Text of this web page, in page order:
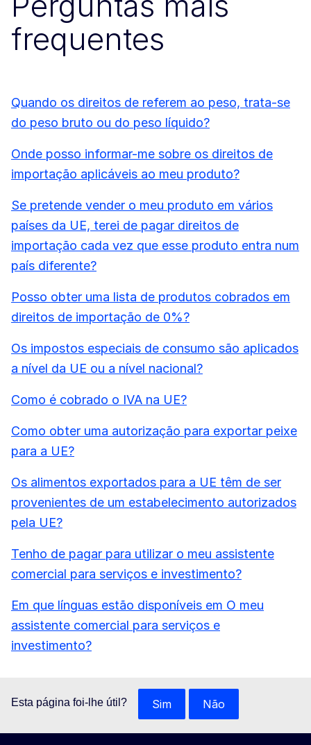
frequentes
Quando os direitos de referem ao peso, trata-se
do peso bruto ou do peso líquido?
Onde posso informar-me sobre os direitos de
importação aplicáveis ao meu produto?
Se pretende vender o meu produto em vários
países da UE, terei de pagar direitos de
importação cada vez que esse produto entra num
país diferente?
Posso obter uma lista de produtos cobrados em
direitos de importação de 0%?
Os impostos especiais de consumo são aplicados
a nível da UE ou a nível nacional?
Como é cobrado o IVA na UE?
Como obter uma autorização para exportar peixe
para a UE?
Os alimentos exportados para a UE têm de ser
provenientes de um estabelecimento autorizados
pela UE?
Tenho de pagar para utilizar o meu assistente
comercial para serviços e investimento?
Em que línguas estão disponíveis em O meu
assistente comercial para serviços e
investimento?
Esta página foi-lhe útil? Sim Não